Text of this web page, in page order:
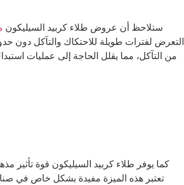
ستلاحظ أن عروض طلاء كربيد السيليكون
التعرض لفترات طويلة للاحتكاك والتآكل دون
من التآكل، مما يقلل الحاجة إلى عمليات
كما يوفر طلاء كربيد السيليكون قوة تأثير
تعتبر هذه الميزة مفيدة بشكل خاص في